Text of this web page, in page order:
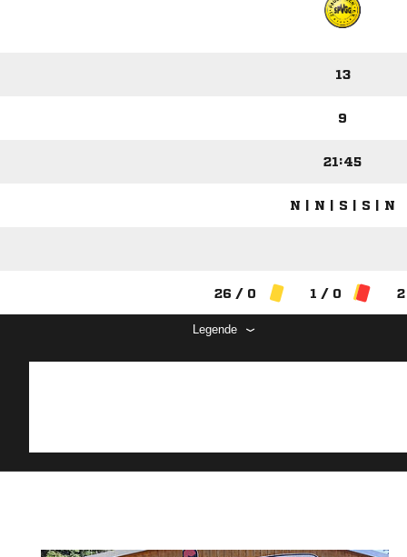
13
9
21:45
N | N | S | S | N
26 / 0 1 / 0
Legende